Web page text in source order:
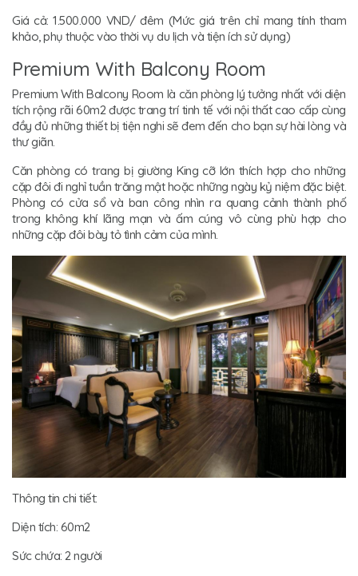
Giá cả: 1.500.000 VND/ đêm (Mức giá trên chỉ mang tính tham
khảo, phụ thuộc vào thời vụ du lịch và tiện ích sử dụng)
Premium With Balcony Room
Premium With Balcony Room là căn phòng lý tưởng nhất với diện
tích rộng rãi 60m2 được trang trí tinh tế với nội thất cao cấp cùng
đầy đủ những thiết bị tiện nghi sẽ đem đến cho bạn sự hài lòng và
thư giãn.
Căn phòng có trang bị giường King cỡ lớn thích hợp cho những
cặp đôi đi nghỉ tuần trăng mật hoặc những ngày kỷ niệm đặc biệt.
Phòng có cửa sổ và ban công nhìn ra quang cảnh thành phố
trong không khí lãng mạn và ấm cúng vô cùng phù hợp cho
những cặp đôi bày tỏ tình cảm của mình.
Thông tin chi tiết:
Diện tích: 60m2
Sức chứa: 2 người